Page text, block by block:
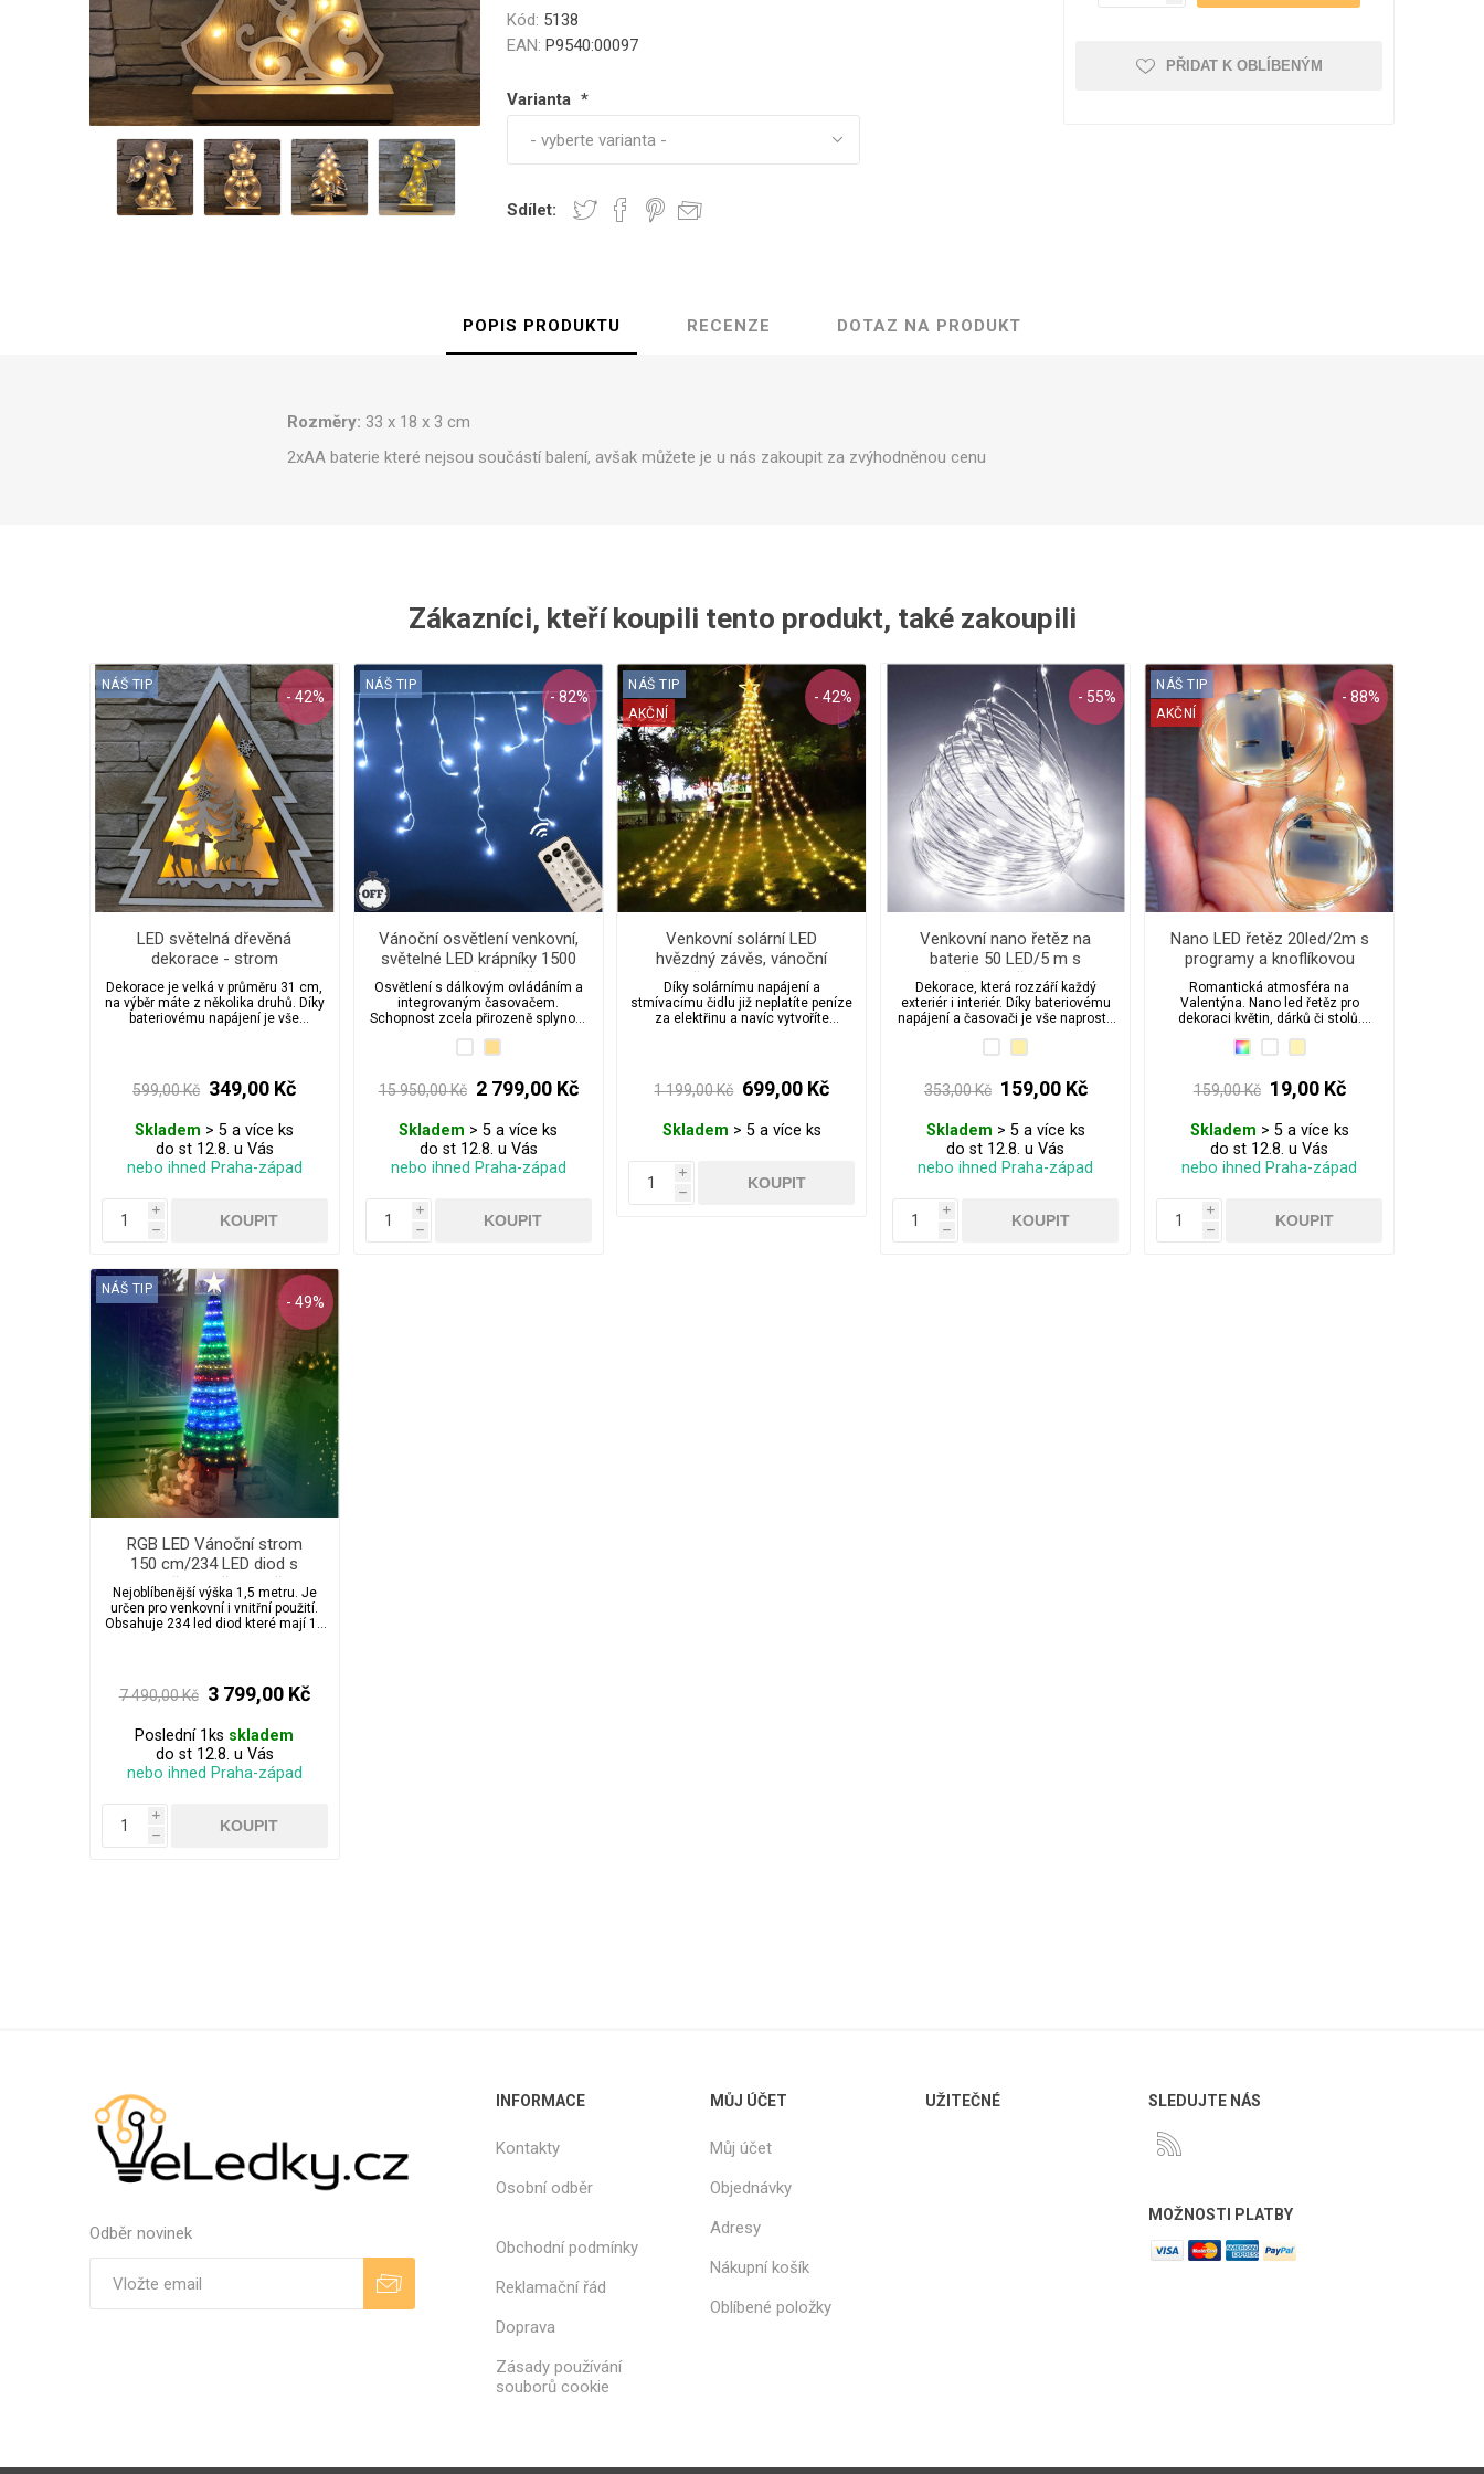
zahradu
Ponožky z Lamy Alpaky
Kód: 5138
EAN: P9540:00097
Varianta *
Sdílet:
PŘIDAT K OBLÍBENÝM
POPIS PRODUKTU RECENZE DOTAZ NA PRODUKT
Rozměry: 33 x 18 x 3 cm
2xAA baterie které nejsou součástí balení, avšak můžete je u nás zakoupit za zvýhodněnou cenu
Zákazníci, kteří koupili tento produkt, také zakoupili
- 42%
NÁŠ TIP
LED světelná dřevěná
dekorace - strom
Dekorace je velká v průměru 31 cm,
na výběr máte z několika druhů. Díky
bateriovému napájení je vše
599,00 Kč 349,00 Kč
Skladem > 5 a více ks
do st 12.8. u Vás
nebo ihned Praha-západ
i
h
- 82%
NÁŠ TIP
Vánoční osvětlení venkovní,
světelné LED krápníky 1500
ks/35 m s časovačem,
programy a dálkovým
ovládáním a pamětí
Osvětlení s dálkovým ovládáním a
integrovaným časovačem.
Schopnost zcela přirozeně splynout
15 950,00 Kč 2 799,00 Kč
Skladem > 5 a více ks
do st 12.8. u Vás
nebo ihned Praha-západ
i
h
- 42%
NÁŠ TIP
AKČNÍ
Venkovní solární LED
hvězdný závěs, vánoční
stromeček 210 cm / 200 led
Díky solárnímu napájení a
stmívacímu čidlu již neplatíte peníze
za elektřinu a navíc vytvoříte
1 199,00 Kč 699,00 Kč
Skladem > 5 a více ks
i
h
- 55%
Venkovní nano řetěz na
baterie 50 LED/5 m s
časovačem
Dekorace, která rozzáří každý
exteriér i interiér. Díky bateriovému
napájení a časovači je vše naprosto
353,00 Kč 159,00 Kč
Skladem > 5 a více ks
do st 12.8. u Vás
nebo ihned Praha-západ
i
h
- 88%
NÁŠ TIP
AKČNÍ
Nano LED řetěz 20led/2m s
programy a knoflíkovou
baterií
Romantická atmosféra na
Valentýna. Nano led řetěz pro
dekoraci květin, dárků či stolů.
Baterie jsou již v ceně osvětlení a
159,00 Kč 19,00 Kč
Skladem > 5 a více ks
do st 12.8. u Vás
nebo ihned Praha-západ
i
h
- 49%
NÁŠ TIP
RGB LED Vánoční strom
150 cm/234 LED diod s
ovladačem a časovačem
Nejoblíbenější výška 1,5 metru. Je
určen pro venkovní i vnitřní použití.
Obsahuje 234 led diod které mají 18
taky super pro hračičky díky RGB LED
diodám.
7 490,00 Kč 3 799,00 Kč
Poslední 1ks skladem
do st 12.8. u Vás
nebo ihned Praha-západ
i
h
Odběr novinek
INFORMACE
Kontakty
Osobní odběr
Obchodní podmínky
Reklamační řád
Doprava
Zásady používání
souborů cookie
MŮJ ÚČET
Můj účet
Objednávky
Adresy
Nákupní košík
Oblíbené položky
UŽITEČNÉ SLEDUJTE NÁS
MOŽNOSTI PLATBY